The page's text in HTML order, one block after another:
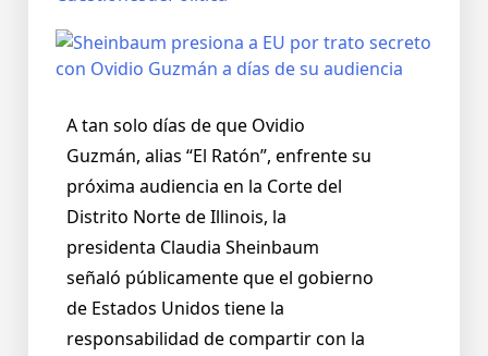
A tan solo días de que Ovidio
Guzmán, alias “El Ratón”, enfrente su
próxima audiencia en la Corte del
Distrito Norte de Illinois, la
presidenta Claudia Sheinbaum
señaló públicamente que el gobierno
de Estados Unidos tiene la
responsabilidad de compartir con la